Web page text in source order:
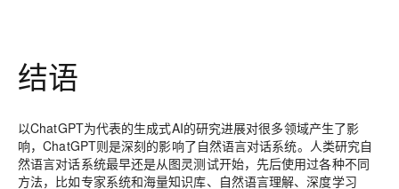
结语
以ChatGPT为代表的生成式AI的研究进展对很多领域产生了影
响，ChatGPT则是深刻的影响了自然语言对话系统。人类研究自
然语言对话系统最早还是从图灵测试开始，先后使用过各种不同
方法，比如专家系统和海量知识库、自然语言理解、深度学习